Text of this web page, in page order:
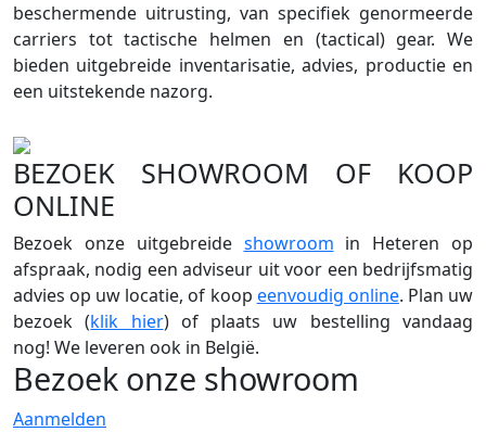
beschermende uitrusting, van specifiek genormeerde
carriers tot tactische helmen en (tactical) gear. We
bieden uitgebreide inventarisatie, advies, productie en
een uitstekende nazorg.
BEZOEK SHOWROOM OF KOOP
ONLINE
Bezoek onze uitgebreide showroom in Heteren op
afspraak, nodig een adviseur uit voor een bedrijfsmatig
advies op uw locatie, of koop eenvoudig online. Plan uw
bezoek (klik hier) of plaats uw bestelling vandaag
nog! We leveren ook in België.
Bezoek onze showroom
Aanmelden